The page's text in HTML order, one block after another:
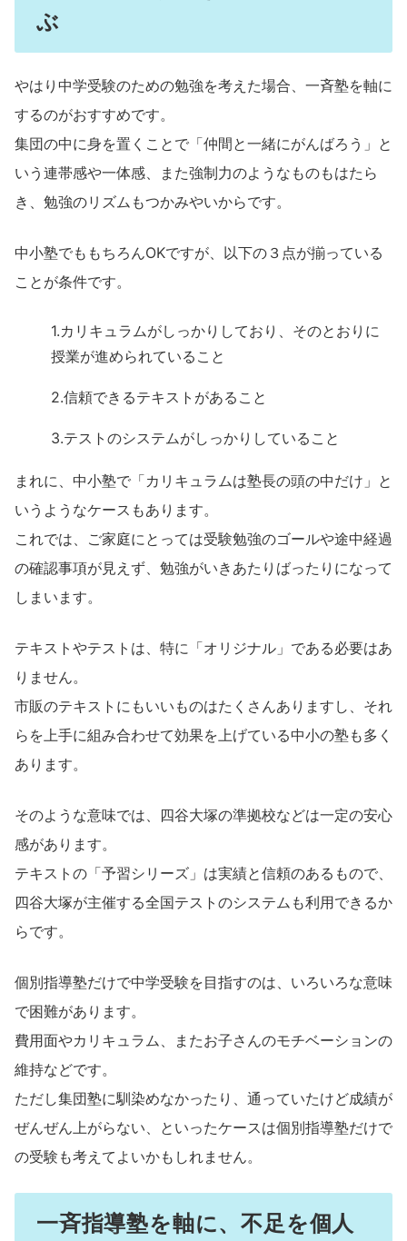
ぶ
やはり中学受験のための勉強を考えた場合、一斉塾を軸に
するのがおすすめです。
集団の中に身を置くことで「仲間と一緒にがんばろう」と
いう連帯感や一体感、また強制力のようなものもはたら
き、勉強のリズムもつかみやいからです。
中小塾でももちろんOKですが、以下の３点が揃っている
ことが条件です。
1.カリキュラムがしっかりしており、そのとおりに
授業が進められていること
2.信頼できるテキストがあること
3.テストのシステムがしっかりしていること
まれに、中小塾で「カリキュラムは塾長の頭の中だけ」と
いうようなケースもあります。
これでは、ご家庭にとっては受験勉強のゴールや途中経過
の確認事項が見えず、勉強がいきあたりばったりになって
しまいます。
テキストやテストは、特に「オリジナル」である必要はあ
りません。
市販のテキストにもいいものはたくさんありますし、それ
らを上手に組み合わせて効果を上げている中小の塾も多く
あります。
そのような意味では、四谷大塚の準拠校などは一定の安心
感があります。
テキストの「予習シリーズ」は実績と信頼のあるもので、
四谷大塚が主催する全国テストのシステムも利用できるか
らです。
個別指導塾だけで中学受験を目指すのは、いろいろな意味
で困難があります。
費用面やカリキュラム、またお子さんのモチベーションの
維持などです。
ただし集団塾に馴染めなかったり、通っていたけど成績が
ぜんぜん上がらない、といったケースは個別指導塾だけで
の受験も考えてよいかもしれません。
一斉指導塾を軸に、不足を個人